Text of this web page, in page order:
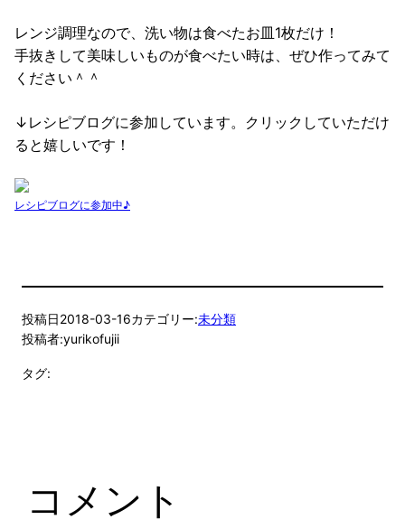
レンジ調理なので、洗い物は食べたお皿1枚だけ！
手抜きして美味しいものが食べたい時は、ぜひ作ってみて
ください＾＾
↓レシピブログに参加しています。クリックしていただけ
ると嬉しいです！
レシピブログに参加中♪
投稿日2018-03-16カテゴリー:未分類
投稿者:yurikofujii
タグ:
コメント